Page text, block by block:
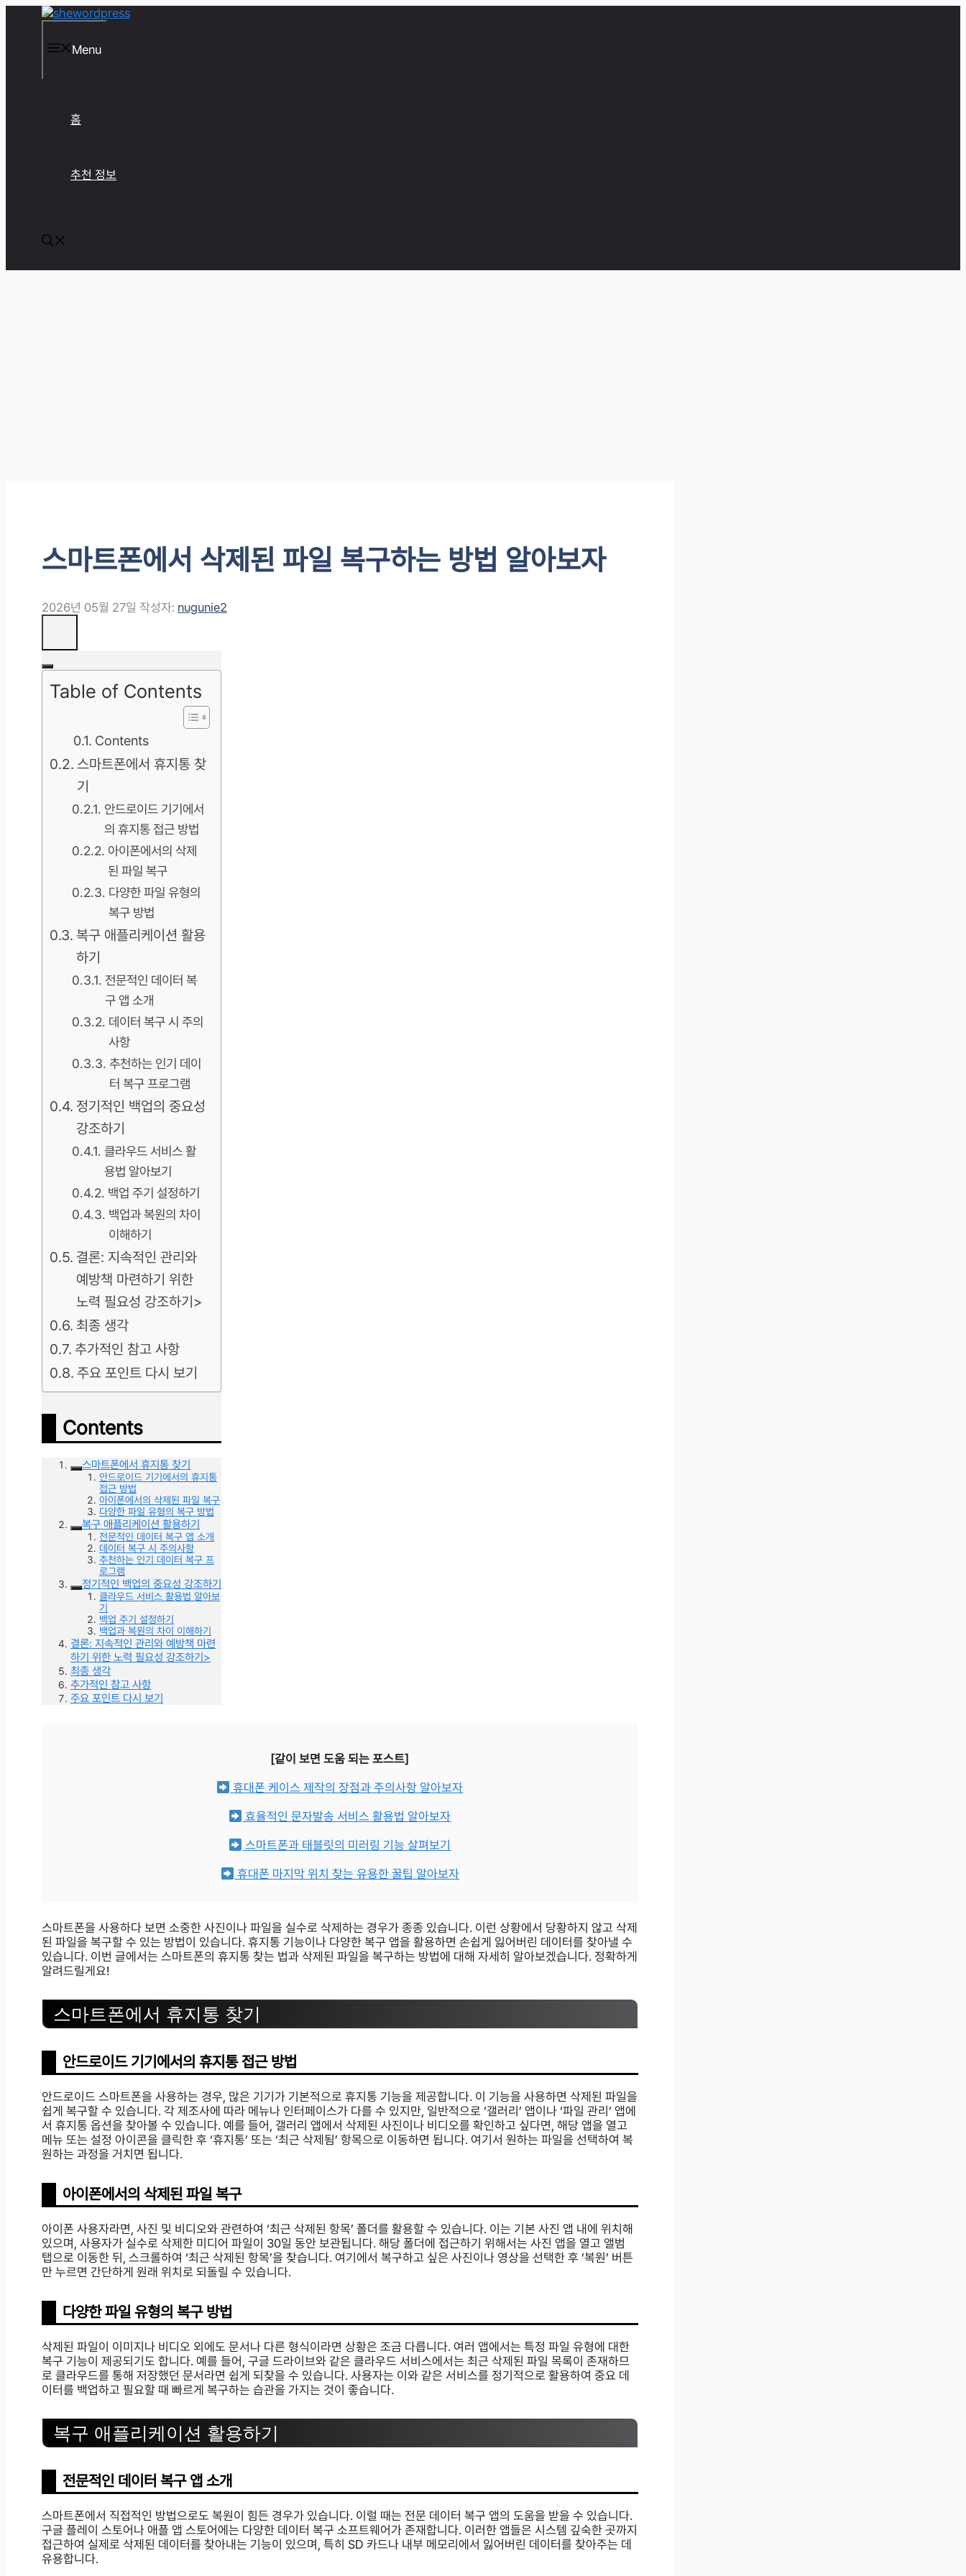
Menu
홈
추천 정보
스마트폰에서 삭제된 파일 복구하는 방법 알아보자
2026년 05월 27일 작성자: nugunie2
Table of Contents
Contents
스마트폰에서 휴지통 찾
기
안드로이드 기기에서
의 휴지통 접근 방법
아이폰에서의 삭제
된 파일 복구
다양한 파일 유형의
복구 방법
복구 애플리케이션 활용
하기
전문적인 데이터 복
구 앱 소개
데이터 복구 시 주의
사항
추천하는 인기 데이
터 복구 프로그램
정기적인 백업의 중요성
강조하기
클라우드 서비스 활
용법 알아보기
백업 주기 설정하기
백업과 복원의 차이
이해하기
결론: 지속적인 관리와
예방책 마련하기 위한
노력 필요성 강조하기>
최종 생각
추가적인 참고 사항
주요 포인트 다시 보기
Contents
스마트폰에서 휴지통 찾기
안드로이드 기기에서의 휴지통
접근 방법
아이폰에서의 삭제된 파일 복구
다양한 파일 유형의 복구 방법
복구 애플리케이션 활용하기
전문적인 데이터 복구 앱 소개
데이터 복구 시 주의사항
추천하는 인기 데이터 복구 프
로그램
정기적인 백업의 중요성 강조하기
클라우드 서비스 활용법 알아보
기
백업 주기 설정하기
백업과 복원의 차이 이해하기
결론: 지속적인 관리와 예방책 마련
하기 위한 노력 필요성 강조하기>
최종 생각
추가적인 참고 사항
주요 포인트 다시 보기
[같이 보면 도움 되는 포스트]
휴대폰 케이스 제작의 장점과 주의사항 알아보자
효율적인 문자발송 서비스 활용법 알아보자
스마트폰과 태블릿의 미러링 기능 살펴보기
휴대폰 마지막 위치 찾는 유용한 꿀팁 알아보자
스마트폰을 사용하다 보면 소중한 사진이나 파일을 실수로 삭제하는 경우가 종종 있습니다. 이런 상황에서 당황하지 않고 삭제
된 파일을 복구할 수 있는 방법이 있습니다. 휴지통 기능이나 다양한 복구 앱을 활용하면 손쉽게 잃어버린 데이터를 찾아낼 수
있습니다. 이번 글에서는 스마트폰의 휴지통 찾는 법과 삭제된 파일을 복구하는 방법에 대해 자세히 알아보겠습니다. 정확하게
알려드릴게요!
스마트폰에서 휴지통 찾기
안드로이드 기기에서의 휴지통 접근 방법
안드로이드 스마트폰을 사용하는 경우, 많은 기기가 기본적으로 휴지통 기능을 제공합니다. 이 기능을 사용하면 삭제된 파일을
쉽게 복구할 수 있습니다. 각 제조사에 따라 메뉴나 인터페이스가 다를 수 있지만, 일반적으로 ‘갤러리’ 앱이나 ‘파일 관리’ 앱에
서 휴지통 옵션을 찾아볼 수 있습니다. 예를 들어, 갤러리 앱에서 삭제된 사진이나 비디오를 확인하고 싶다면, 해당 앱을 열고
메뉴 또는 설정 아이콘을 클릭한 후 ‘휴지통’ 또는 ‘최근 삭제됨’ 항목으로 이동하면 됩니다. 여기서 원하는 파일을 선택하여 복
원하는 과정을 거치면 됩니다.
아이폰에서의 삭제된 파일 복구
아이폰 사용자라면, 사진 및 비디오와 관련하여 ‘최근 삭제된 항목’ 폴더를 활용할 수 있습니다. 이는 기본 사진 앱 내에 위치해
있으며, 사용자가 실수로 삭제한 미디어 파일이 30일 동안 보관됩니다. 해당 폴더에 접근하기 위해서는 사진 앱을 열고 앨범
탭으로 이동한 뒤, 스크롤하여 ‘최근 삭제된 항목’을 찾습니다. 여기에서 복구하고 싶은 사진이나 영상을 선택한 후 ‘복원’ 버튼
만 누르면 간단하게 원래 위치로 되돌릴 수 있습니다.
다양한 파일 유형의 복구 방법
삭제된 파일이 이미지나 비디오 외에도 문서나 다른 형식이라면 상황은 조금 다릅니다. 여러 앱에서는 특정 파일 유형에 대한
복구 기능이 제공되기도 합니다. 예를 들어, 구글 드라이브와 같은 클라우드 서비스에서는 최근 삭제된 파일 목록이 존재하므
로 클라우드를 통해 저장했던 문서라면 쉽게 되찾을 수 있습니다. 사용자는 이와 같은 서비스를 정기적으로 활용하여 중요 데
이터를 백업하고 필요할 때 빠르게 복구하는 습관을 가지는 것이 좋습니다.
복구 애플리케이션 활용하기
전문적인 데이터 복구 앱 소개
스마트폰에서 직접적인 방법으로도 복원이 힘든 경우가 있습니다. 이럴 때는 전문 데이터 복구 앱의 도움을 받을 수 있습니다.
구글 플레이 스토어나 애플 앱 스토어에는 다양한 데이터 복구 소프트웨어가 존재합니다. 이러한 앱들은 시스템 깊숙한 곳까지
접근하여 실제로 삭제된 데이터를 찾아내는 기능이 있으며, 특히 SD 카드나 내부 메모리에서 잃어버린 데이터를 찾아주는 데
유용합니다.